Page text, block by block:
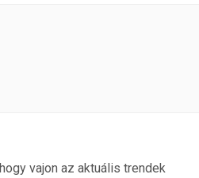
vajon az aktuális trendek